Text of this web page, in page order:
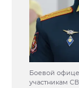
Боевой
участникам